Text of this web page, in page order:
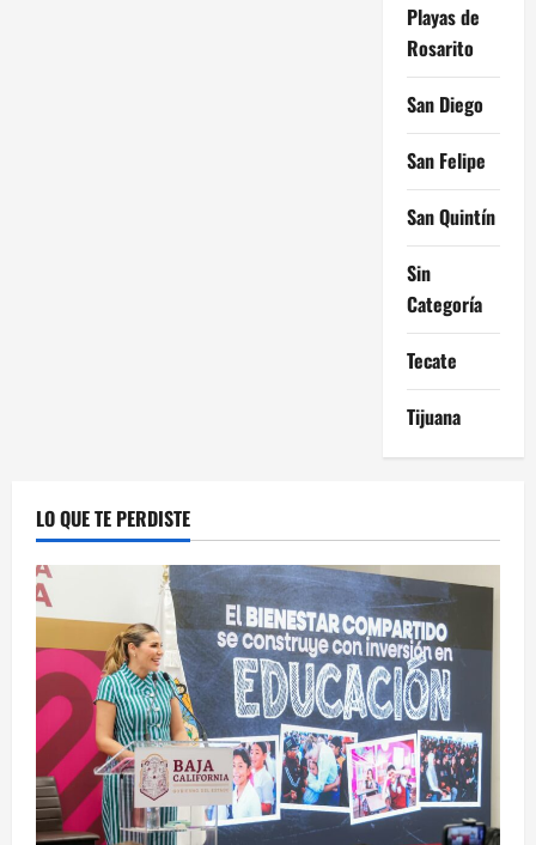
Playas de
Rosarito
San Diego
San Felipe
San Quintín
Sin
Categoría
Tecate
Tijuana
LO QUE TE PERDISTE